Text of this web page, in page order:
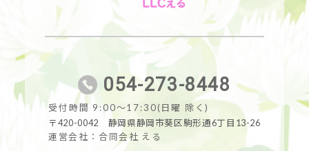
054-273-8448
受付時間 9:00～17:30(日曜 除く)
〒420-0042 静岡県静岡市葵区駒形通6丁目13-26
運営会社：合同会社 える